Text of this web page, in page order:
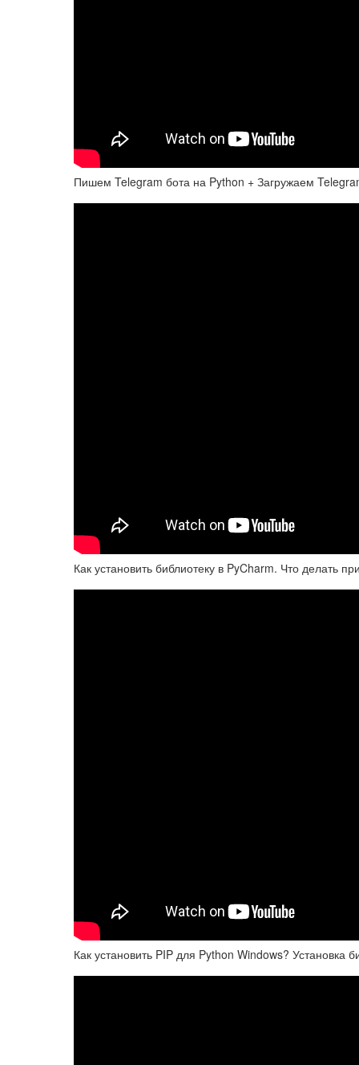
Пишем Telegram бота на Python + Загружаем
Как установить библиотеку в PyCharm. Что делать
Как установить PIP для Python Windows? Установка